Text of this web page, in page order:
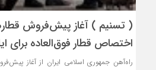
( تسنیم ) آغاز پیش‌فروش
اختصاص قطار فوق‌العاده برای
راه‌آهن جمهوری اسلامی ایران از آغاز